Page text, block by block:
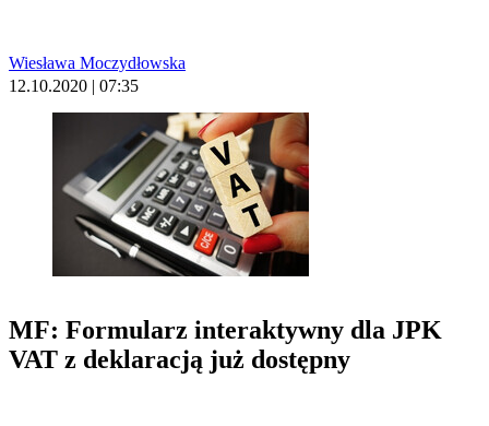
Wiesława Moczydłowska
12.10.2020 | 07:35
MF: Formularz interaktywny dla JPK
VAT z deklaracją już dostępny